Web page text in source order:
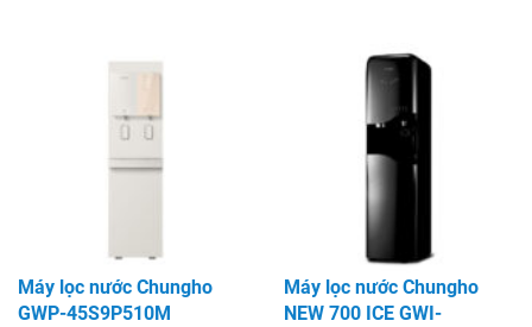
Máy lọc nước Chungho
GWP-45S9P510M
Máy lọc nước Chungho
NEW 700 ICE GWI-